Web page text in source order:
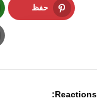
حفظ
Reactions: